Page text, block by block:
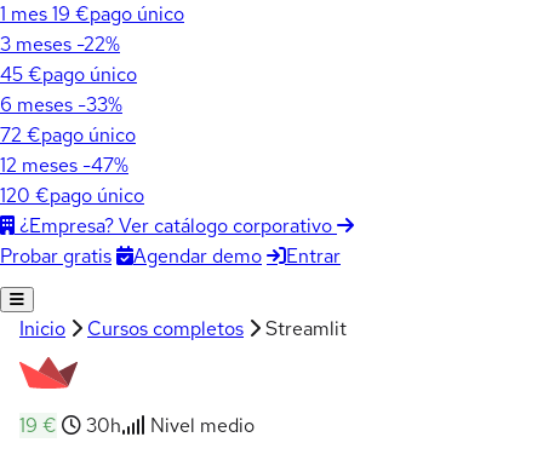
1 mes19 €pago único
3 meses -22%
45 €pago único
6 meses -33%
72 €pago único
12 meses -47%
120 €pago único
¿Empresa? Ver catálogo corporativo
Probar gratis
Agendar demo Entrar
Inicio Cursos completos Streamlit
19 € 30h Nivel medio